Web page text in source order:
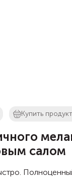
Купить
салом